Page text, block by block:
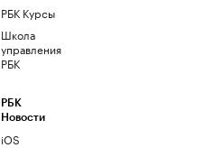
РБК Курсы
Школа
управления
РБК
РБК
Новости
iOS